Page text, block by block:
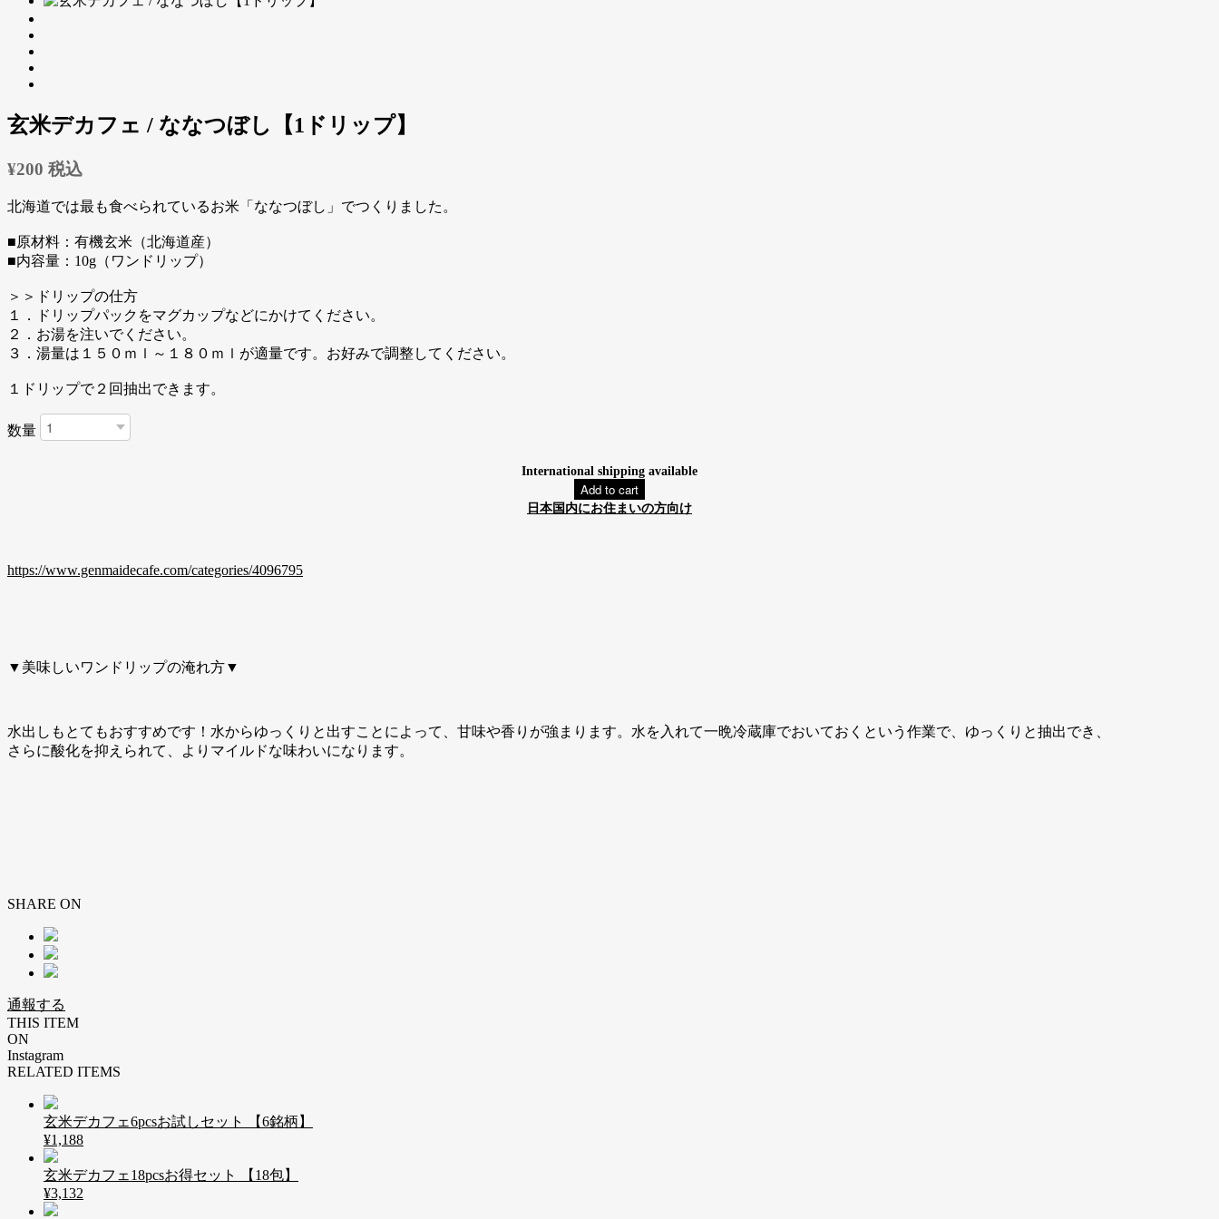
玄米デカフェ / ななつぼし【1ドリップ】
¥200 税込
北海道では最も食べられているお米「ななつぼし」でつくりました。
■原材料：有機玄米（北海道産）
■内容量：10g（ワンドリップ）
＞＞ドリップの仕方
１．ドリップパックをマグカップなどにかけてください。
２．お湯を注いでください。
３．湯量は１５０ｍｌ～１８０ｍｌが適量です。お好みで調整してください。
１ドリップで２回抽出できます。
数量
International shipping available
Add to cart
日本国内にお住まいの方向け
https://www.genmaidecafe.com/categories/4096795
▼美味しいワンドリップの淹れ方▼
水出しもとてもおすすめです！水からゆっくりと出すことによって、甘味や香りが強まります。水を入れて一晩冷蔵庫でおいておくという作業で、ゆっくりと抽出でき、
さらに酸化を抑えられて、よりマイルドな味わいになります。
SHARE ON
通報する
THIS ITEM
ON
Instagram
RELATED ITEMS
玄米デカフェ6pcsお試しセット 【6銘柄】
¥1,188
玄米デカフェ18pcsお得セット 【18包】
¥3,132